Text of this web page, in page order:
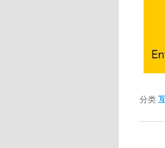
分类